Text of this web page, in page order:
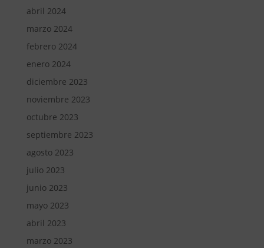
abril 2024
marzo 2024
febrero 2024
enero 2024
diciembre 2023
noviembre 2023
octubre 2023
septiembre 2023
agosto 2023
julio 2023
junio 2023
mayo 2023
abril 2023
marzo 2023